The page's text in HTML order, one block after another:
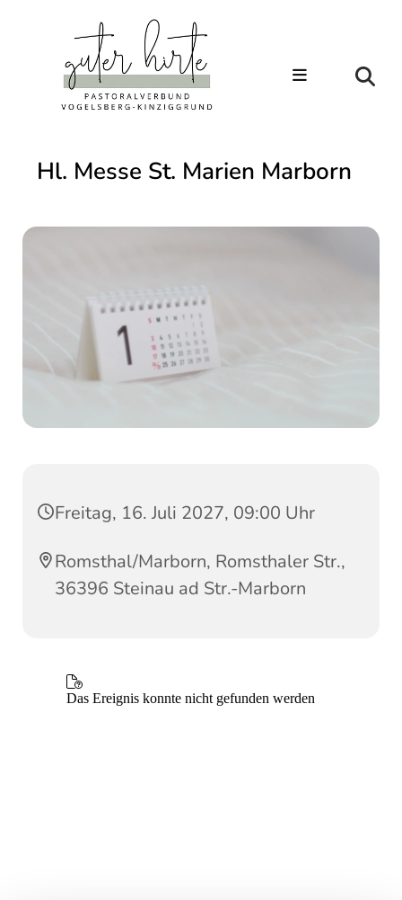
Hl. Messe St. Marien Marborn
Freitag, 16. Juli 2027, 09:00 Uhr
Romsthal/Marborn, Romsthaler Str.,
36396 Steinau ad Str.-Marborn